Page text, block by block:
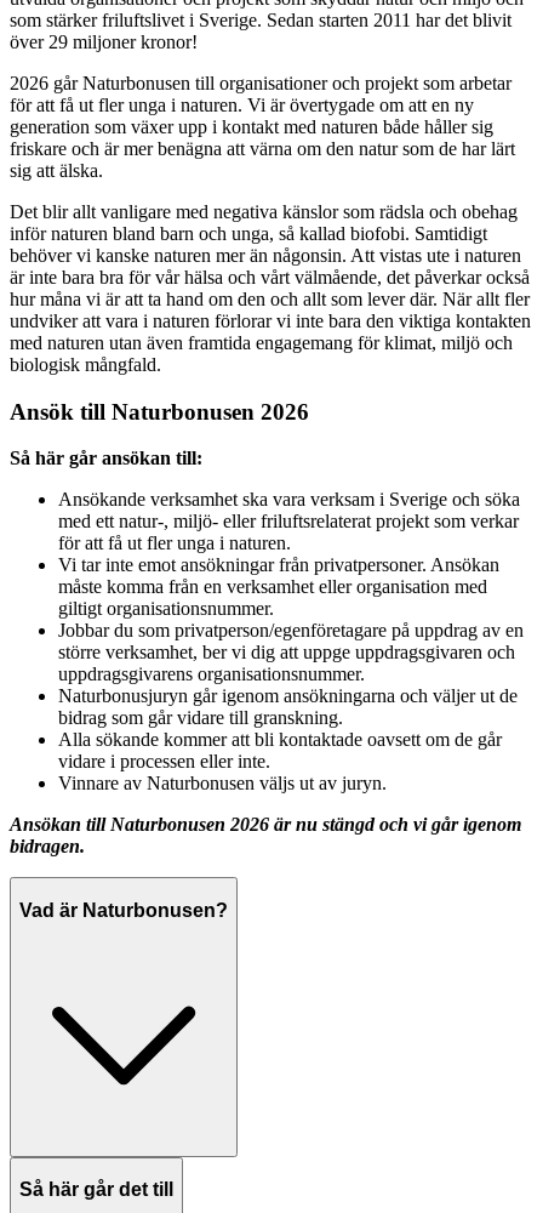
som stärker friluftslivet i Sverige. Sedan starten 2011 har det blivit
över 29 miljoner kronor!
2026 går Naturbonusen till organisationer och projekt som arbetar
för att få ut fler unga i naturen. Vi är övertygade om att en ny
generation som växer upp i kontakt med naturen både håller sig
friskare och är mer benägna att värna om den natur som de har lärt
sig att älska.
Det blir allt vanligare med negativa känslor som rädsla och obehag
inför naturen bland barn och unga, så kallad biofobi. Samtidigt
behöver vi kanske naturen mer än någonsin. Att vistas ute i naturen
är inte bara bra för vår hälsa och vårt välmående, det påverkar också
hur måna vi är att ta hand om den och allt som lever där. När allt fler
undviker att vara i naturen förlorar vi inte bara den viktiga kontakten
med naturen utan även framtida engagemang för klimat, miljö och
biologisk mångfald.
Ansök till Naturbonusen 2026
Så här går ansökan till:
Ansökande verksamhet ska vara verksam i Sverige och söka
med ett natur-, miljö- eller friluftsrelaterat projekt som verkar
för att få ut fler unga i naturen.
Vi tar inte emot ansökningar från privatpersoner. Ansökan
måste komma från en verksamhet eller organisation med
giltigt organisationsnummer.
Jobbar du som privatperson/egenföretagare på uppdrag av en
större verksamhet, ber vi dig att uppge uppdragsgivaren och
uppdragsgivarens organisationsnummer.
Naturbonusjuryn går igenom ansökningarna och väljer ut de
bidrag som går vidare till granskning.
Alla sökande kommer att bli kontaktade oavsett om de går
vidare i processen eller inte.
Vinnare av Naturbonusen väljs ut av juryn.
Ansökan till Naturbonusen 2026 är nu stängd och vi går igenom
bidragen.
Vad är Naturbonusen?
Så här går det till